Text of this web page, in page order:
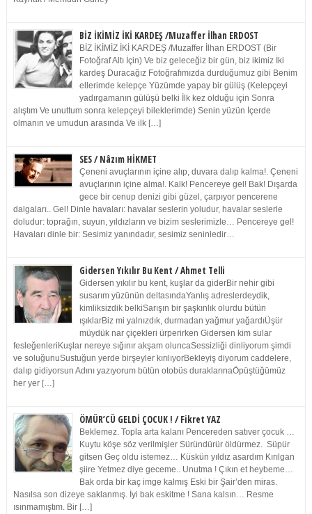
BİZ İKİMİZ İKİ KARDEŞ /Muzaffer İlhan ERDOST
BİZ İKİMİZ İKİ KARDEŞ /Muzaffer İlhan ERDOST (Bir
Fotoğraf Altı İçin) Ve biz geleceğiz bir gün, biz ikimiz İki
kardeş Duracağız Fotoğrafımızda durduğumuz gibi Benim
ellerimde kelepçe Yüzümde yapay bir gülüş (Kelepçeyi
yadırgamanın gülüşü belki İlk kez olduğu için Sonra
alıştım Ve unuttum sonra kelepçeyi bileklerimde) Senin yüzün İçerde
olmanın ve umudun arasında Ve ilk […]
SES / Nâzım HİKMET
Çeneni avuçlarının içine alıp, duvara dalıp kalma!. Çeneni
avuçlarının içine alma!. Kalk! Pencereye gel! Bak! Dışarda
gece bir cenup denizi gibi güzel, çarpıyor pencerene
dalgaları.. Gel! Dinle havaları: havalar seslerin yoludur, havalar seslerle
doludur: toprağın, suyun, yıldızların ve bizim seslerimizle… Pencereye gel!
Havaları dinle bir: Sesimiz yanındadır, sesimiz seninledir…
Gidersen Yıkılır Bu Kent / Ahmet Telli
Gidersen yıkılır bu kent, kuşlar da giderBir nehir gibi
susarım yüzünün deltasındaYanlış adreslerdeydik,
kimliksizdik belkiSarışın bir şaşkınlık olurdu bütün
ışıklarBiz mi yalnızdık, durmadan yağmur yağardıÜşür
müydük nar çiçekleri ürperirken Gidersen kim sular
fesleğenleriKuşlar nereye sığınır akşam oluncaSessizliği dinliyorum şimdi
ve soluğunuSustuğun yerde birşeyler kırılıyorBekleyiş diyorum caddelere,
dalıp gidiyorsun Adını yazıyorum bütün otobüs duraklarınaÖpüştüğümüz
her yer […]
ÖMÜR’CÜ GELDİ ÇOCUK ! / Fikret YAZ
Beklemez. Topla arta kalanı Pencereden satıver çocuk …
Kuytu köşe söz verilmişler Süründürür öldürmez. Süpür
gitsen Geç oldu istemez… Küskün yıldız asardım Kırılgan
şiire Yetmez diye geceme.. Unutma ! Çıkın et heybeme…
Bak orda bir kaç imge kalmış Eski bir Şair’den miras.
Nasılsa son dizeye saklanmış. İyi bak eskitme ! Sana kalsın… Resme
ısınmamıştım. Bir […]